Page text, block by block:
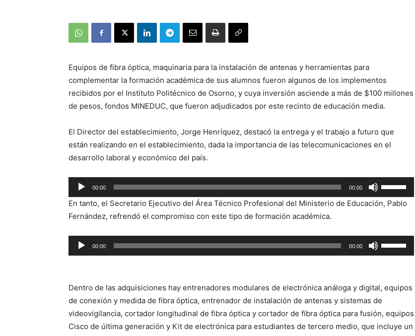
Equipos de fibra óptica, maquinaria para la instalación de antenas y herramientas para
complementar la formación académica de sus alumnos fueron algunos de los implementos
recibidos por el Instituto Politécnico de Osorno, y cuya inversión asciende a más de $100 millones
de pesos, fondos MINEDUC, que fueron adjudicados por este recinto de educación media.
El Director del establecimiento, Jorge Henríquez, destacó la entrega y el trabajo a futuro que
están realizando en el establecimiento, dada la importancia de las telecomunicaciones en el
desarrollo laboral y económico del país.
Reproductor
de
audio
00:00 00:00
las
teclas
flecha
arriba/abajo
o
disminuir
el
volumen.
En tanto, el Secretario Ejecutivo del Área Técnico Profesional del Ministerio de Educación, Pablo
Fernández, refrendó el compromiso con este tipo de formación académica.
Reproductor
de
00:00 00:00
las
flecha
arriba/abajo
para
aumentar
Dentro de las adquisiciones hay entrenadores modulares de electrónica análoga y digital, equipos
de conexión y medida de fibra óptica, entrenador de instalación de antenas y sistemas de
videovigilancia, cortador longitudinal de fibra óptica y cortador de fibra óptica para fusión, equipos
Cisco de última generación y Kit de electrónica para estudiantes de tercero medio, que incluye un